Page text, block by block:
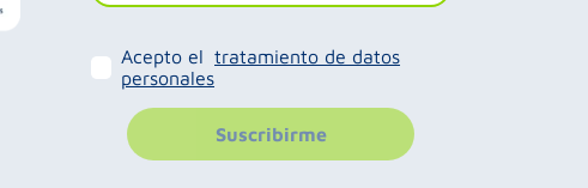
Acepto el tratamiento de datos
personales
Suscribirme